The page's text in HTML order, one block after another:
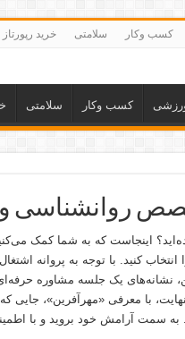
کسب وکار سلامتی خرید رپورتاز
کسب وکار سلامتی
روانشناسی
اینجاست که به شما کمک
انتخاب کنید. با توجه به پروانه
نشانه‌های یک جلسه مشاوره
با معرفی «مهرآفرین»، جایی
سمت آرامش خود بروید و با